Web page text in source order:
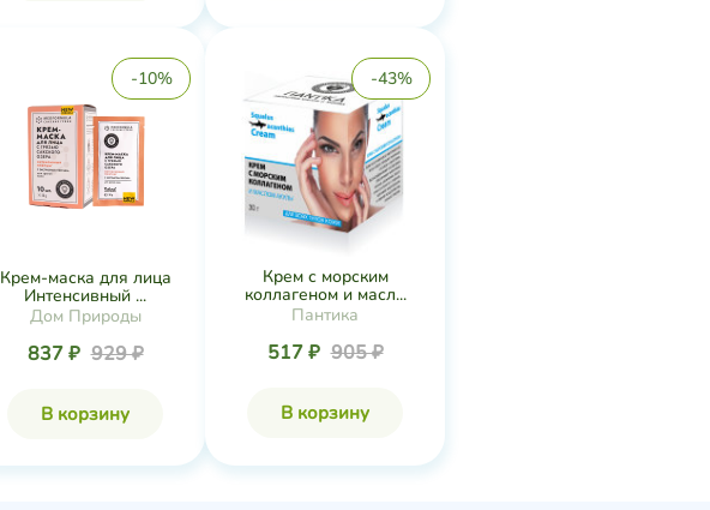
-10%
Крем-маска для лица
Интенсивный ...
Дом Природы
837 ₽ 929 ₽
В корзину
-43%
Крем с морским
коллагеном и масл...
Пантика
517 ₽ 905 ₽
В корзину